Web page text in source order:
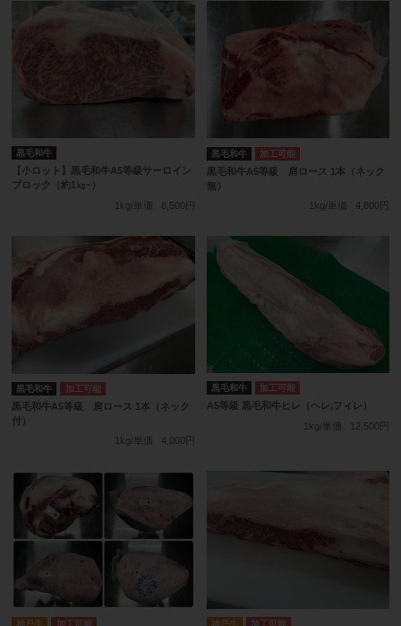
黒毛和牛
【小ロット】黒毛和牛A5等級サーロイン
ブロック（約1㎏~）
1kg/単価
8,500円
黒毛和牛 加工可能
黒毛和牛A5等級 肩ロース 1本（ネック
無）
1kg/単価
4,800円
黒毛和牛 加工可能
黒毛和牛A5等級 肩ロース 1本（ネック
付）
1kg/単価
4,000円
黒毛和牛 加工可能
A5等級 黒毛和牛ヒレ（ヘレ,フィレ）
1kg/単価
12,500円
神戸牛 加工可能 神戸牛 加工可能